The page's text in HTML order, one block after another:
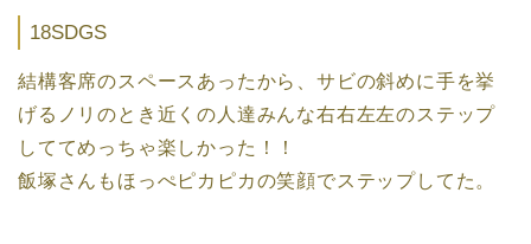
18SDGS
結構客席のスペースあったから、サビの斜めに手を挙
げるノリのとき近くの人達みんな右右左左のステップ
しててめっちゃ楽しかった！！
飯塚さんもほっぺピカピカの笑顔でステップしてた。